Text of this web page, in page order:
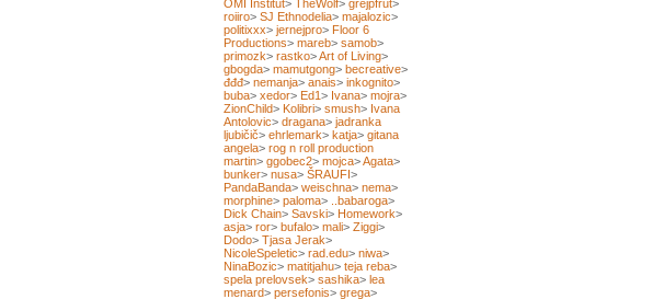
OMI Inštitut> TheWolf> grejpfrut>
roiiro> SJ Ethnodelia> majalozic>
politixxx> jernejpro> Floor 6
Productions> mareb> samob>
primozk> rastko>Art of Living>
gbogda> mamutgong> becreative>
đđđ> nemanja> anais> inkognito>
buba> xedor> Ed1> Ivana> mojra>
ZionChild> Kolibri> smush> Ivana
Antolovic> dragana> jadranka
ljubičič> ehrlemark> katja> gitana
angela> rog n roll production
martin> ggobec2> mojca>Agata>
bunker> nusa> ŠRAUFI>
PandaBanda> weischna> nema>
morphine> paloma> ..babaroga>
Dick Chain> Savski> Homework>
asja> ror> bufalo> mali> Ziggi>
Dodo> Tjasa Jerak>
NicoleSpeletic> rad.edu> niwa>
NinaBozic> matitjahu> teja reba>
spela prelovsek> sashika> lea
menard> persefonis> grega>